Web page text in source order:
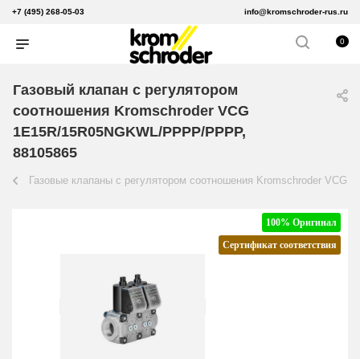
+7 (495) 268-05-03 info@kromschroder-rus.ru
0
Газовый клапан с регулятором
соотношения Kromschroder VCG
1E15R/15R05NGKWL/PPPP/PPPP,
88105865
Газовые клапаны с регулятором соотношения Kromschroder VCG
100% Оригинал
Сертификат соответствия